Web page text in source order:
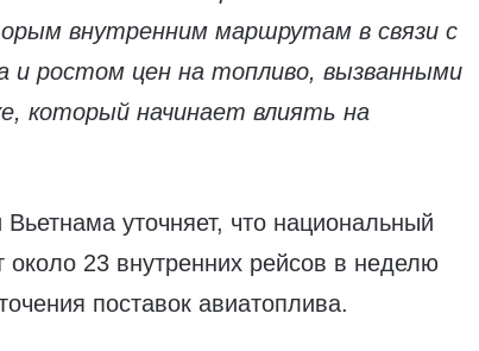
внутренним маршрутам в связи с
и ростом цен на топливо, вызванными
который начинает влиять на
уточняет, что национальный
около 23 внутренних рейсов в неделю
поставок авиатоплива.